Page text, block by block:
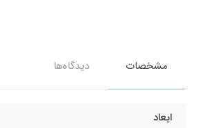
مشخصات دیدگاه‌ها
ابعاد